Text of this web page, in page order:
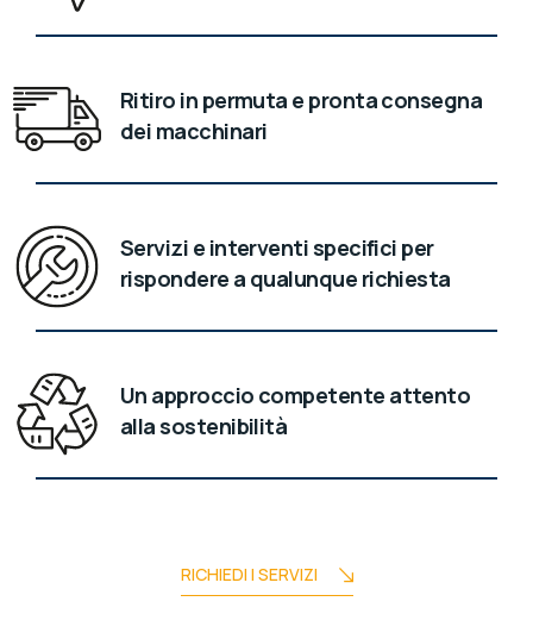
Ritiro in permuta e pronta consegna
dei macchinari
Servizi e interventi specifici per
rispondere a qualunque richiesta
Un approccio competente attento
alla sostenibilità
RICHIEDI I SERVIZI